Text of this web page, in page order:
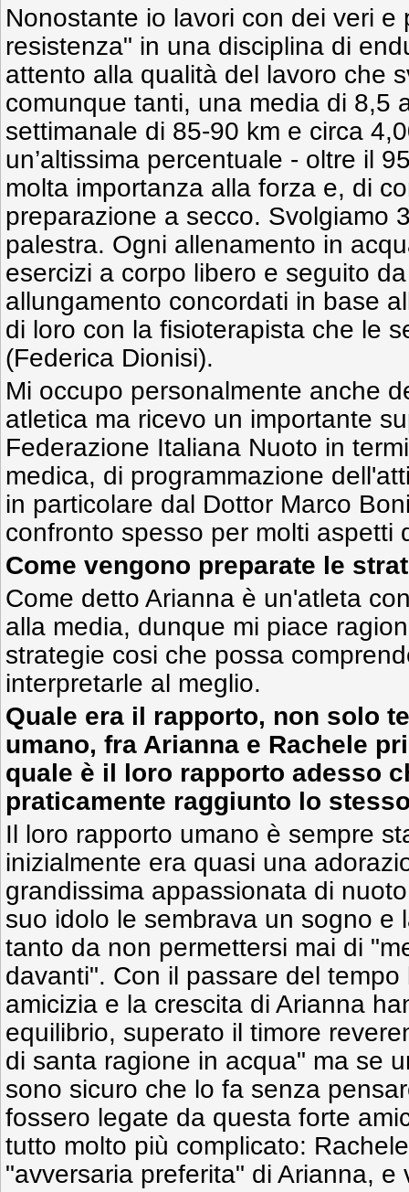
Nonostante io lavori con dei veri e
resistenza" in una disciplina di
attento alla qualità del lavoro che
comunque tanti, una media di 8,5
settimanale di 85-90 km e circa
un’altissima percentuale - oltre il
molta importanza alla forza e, di
preparazione a secco. Svolgiamo
palestra. Ogni allenamento in
esercizi a corpo libero e seguito
allungamento concordati in base
di loro con la fisioterapista che le
(Federica Dionisi).
Mi occupo personalmente anche
atletica ma ricevo un importante
Federazione Italiana Nuoto in
medica, di programmazione
in particolare dal Dottor Marco
confronto spesso per molti aspetti
Come vengono preparate le
Come detto Arianna è un'atleta
alla media, dunque mi piace
strategie cosi che possa
interpretarle al meglio.
Quale era il rapporto, non solo
umano, fra Arianna e Rachele
quale è il loro rapporto adesso
praticamente raggiunto lo
Il loro rapporto umano è sempre
inizialmente era quasi una
grandissima appassionata di
suo idolo le sembrava un sogno e
tanto da non permettersi mai di
davanti". Con il passare del
amicizia e la crescita di Arianna
equilibrio, superato il timore
di santa ragione in acqua" ma se
sono sicuro che lo fa senza
fossero legate da questa forte
tutto molto più complicato:
"avversaria preferita" di Arianna, e